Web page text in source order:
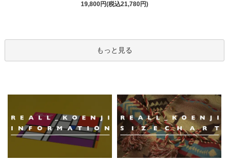
19,800円(税込21,780円)
もっと見る